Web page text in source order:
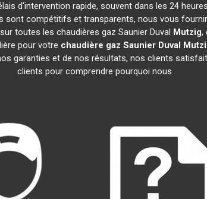
d'intervention rapide, souvent dans les 24
sont compétitifs et transparents, nous vous
toutes les chaudières gaz Saunier Duval Mutzig,
pour votre chaudière gaz Saunier Duval
garanties et de nos résultats, nos clients
clients pour comprendre pourquoi nous